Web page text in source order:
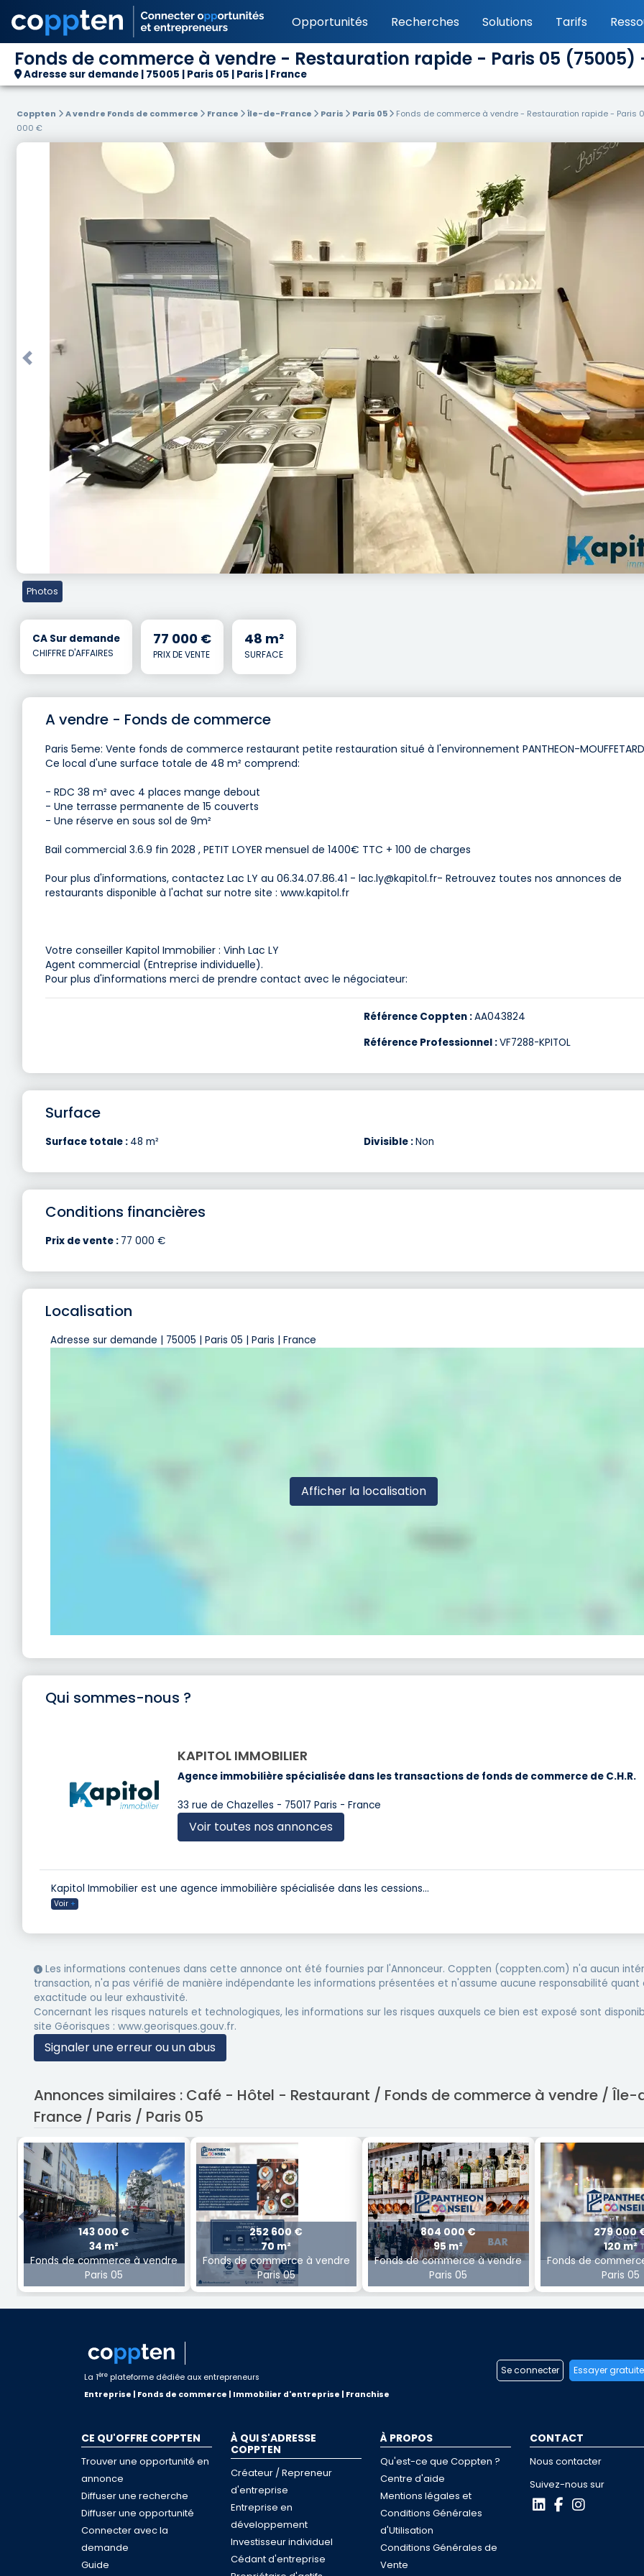
Opportunités Recherches Solutions Tarifs
Fonds de commerce à vendre - Restauration rapide - Paris 05 (75005)
Adresse sur demande | 75005 | Paris 05 | Paris | France
Coppten A vendre Fonds de commerce France Île-de-France Paris Paris 05
Fonds de commerce à vendre - Restauration rapide - Paris
000 €
Previous
Photos
CA Sur demande
CHIFFRE D'AFFAIRES
77 000 €
PRIX DE VENTE
48 m²
SURFACE
A vendre - Fonds de commerce
Paris 5eme: Vente fonds de commerce restaurant petite restauration situé à l'environnement PANTHEON-
Ce local d'une surface totale de 48 m² comprend:
- RDC 38 m² avec 4 places mange debout
- Une terrasse permanente de 15 couverts
- Une réserve en sous sol de 9m²
Bail commercial 3.6.9 fin 2028 , PETIT LOYER mensuel de 1400€ TTC + 100 de charges
Pour plus d'informations, contactez Lac LY au 06.34.07.86.41 - lac.ly@kapitol.fr- Retrouvez toutes nos annonces de
restaurants disponible à l'achat sur notre site : www.kapitol.fr
Votre conseiller Kapitol Immobilier : Vinh Lac LY
Agent commercial (Entreprise individuelle).
Pour plus d'informations merci de prendre contact avec le négociateur:
Référence Coppten :AA043824
Référence Professionnel :VF7288-KPITOL
Surface
Surface totale : 48 m² Divisible :Non
Conditions financières
Prix de vente : 77 000 €
Localisation
Adresse sur demande | 75005 | Paris 05 | Paris | France
Afficher la localisation
Qui sommes-nous ?
KAPITOL IMMOBILIER
Agence immobilière spécialisée dans les transactions de fonds de commerce de C.H.R.
33 rue de Chazelles - 75017 Paris - France
Voir toutes nos annonces
Kapitol Immobilier est une agence immobilière spécialisée dans les cessions...
Voir +
Les informations contenues dans cette annonce ont été fournies par l'Annonceur. Coppten (coppten.com) n'a aucun
transaction, n'a pas vérifié de manière indépendante les informations présentées et n'assume aucune responsabilité quant
exactitude ou leur exhaustivité.
Concernant les risques naturels et technologiques, les informations sur les risques auxquels ce bien est exposé sont
site Géorisques : www.georisques.gouv.fr.
Signaler une erreur ou un abus
Annonces similaires : Café - Hôtel - Restaurant / Fonds de commerce à vendre /
France / Paris / Paris 05
143 000 €
34 m²
Fonds de commerce à vendre
Paris 05
252 600 €
70 m²
Fonds de commerce à vendre
Paris 05
804 000 €
95 m²
Fonds de commerce à vendre
Paris 05
279 000
120 m²
Fonds de
Paris 05
Previous
La 1ère plateforme dédiée aux entrepreneurs
Entreprise | Fonds de commerce | Immobilier d'entreprise | Franchise
Se connecter Essayer
CE QU'OFFRE COPPTEN
Trouver une opportunité en
annonce
Diffuser une recherche
Diffuser une opportunité
Connecter avec la
demande
Guide
À QUI S'ADRESSE
COPPTEN
Créateur / Repreneur
d'entreprise
Entreprise en
développement
Investisseur individuel
Cédant d'entreprise
À PROPOS
Qu'est-ce que Coppten ?
Centre d'aide
Mentions légales et
Conditions Générales
d'Utilisation
Conditions Générales de
Vente
CONTACT
Nous contacter
Suivez-nous sur